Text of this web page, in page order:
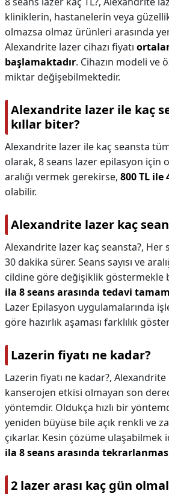
kliniklerin, hastanelerin veya
olmazsa olmaz ürünleri arasında
Alexandrite lazer cihazı fiyatı
başlamaktadır. Cihazın modeli ve
miktar değişebilmektedir.
Alexandrite lazer ile kaç
kıllar biter?
Alexandrite lazer ile kaç seansta
olarak, 8 seans lazer epilasyon için
aralığı vermek gerekirse, 800 TL ile
olabilir.
Alexandrite lazer kaç
Alexandrite lazer kaç seansta?, Her
30 dakika sürer. Seans sayısı ve
cildine göre değişiklik göstermekle
ila 8 seans arasında tedavi
Lazer Epilasyon uygulamalarında
göre hazırlık aşaması farklılık
Lazerin fiyatı ne kadar?
Lazerin fiyatı ne kadar?, Alexandrite
kanserojen etkisi olmayan son
yöntemdir. Oldukça hızlı bir
yeniden büyüse bile açık renkli ve
çıkarlar. Kesin çözüme ulaşabilmek
ila 8 seans arasında
2 lazer arası kaç gün